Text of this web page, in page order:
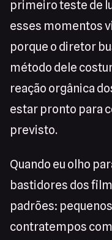
primeiro teste de
esses momentos
porque o diretor
método dele
reação orgânica
estar pronto para
previsto.
Quando eu olho
bastidores dos
padrões:
contratempos